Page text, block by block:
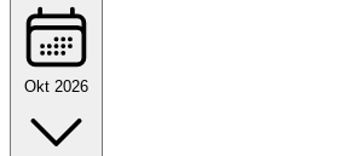
Okt 2026